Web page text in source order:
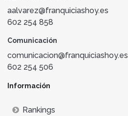
aalvarez@franquiciashoy.es
602 254 858
Comunicación
comunicacion@franquiciashoy.es
602 254 506
Información
Rankings